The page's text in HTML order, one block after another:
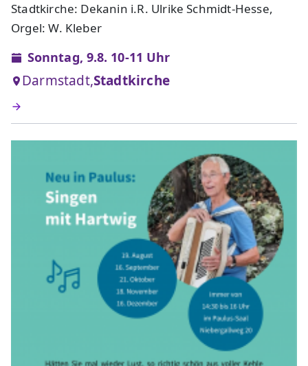
Stadtkirche: Dekanin i.R. Ulrike Schmidt-Hesse,
Orgel: W. Kleber
Sonntag, 9.8. 10-11 Uhr
Darmstadt,Stadtkirche